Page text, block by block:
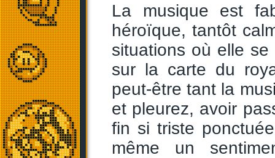
La musique est
héroïque, tantôt
situations où elle
sur la carte du
peut-être tant la
et pleurez, avoir
fin si triste
même un